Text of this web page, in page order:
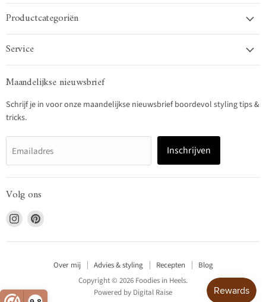
Productcategoriën
Service
Maandelijkse nieuwsbrief
Schrijf je in voor onze maandelijkse nieuwsbrief boordevol styling tips &
tricks.
Emailadres Inschrijven
Volg ons
Vind
ons
op
Vind
op
Over mij Advies & styling Recepten
Blog
Copyright © 2026 Foodies in Heels.
Powered by Digital Raise